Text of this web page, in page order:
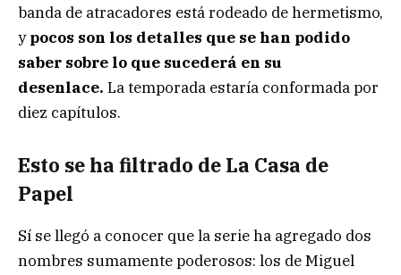
banda de atracadores está rodeado de hermetismo,
ypocos son los detalles que se han podido
saber sobre lo que sucederá en su
desenlace. La temporada estaría conformada por
diez capítulos.
Esto se ha filtrado de La Casa de
Papel
Sí se llegó a conocer que la serie ha agregado dos
nombres sumamente poderosos: los de Miguel